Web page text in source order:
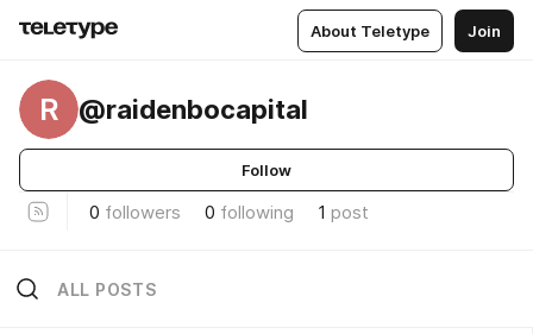
About Teletype Join
R @raidenbocapital
Follow
0 followers 0 following 1 post
ALL POSTS